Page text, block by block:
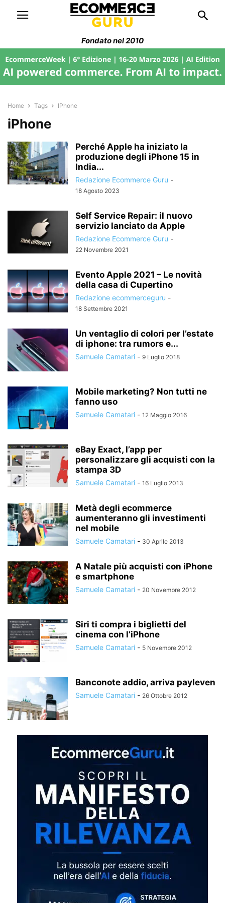
Fondato nel 2010
Home Tags IPhone
iPhone
Perché Apple ha iniziato la
produzione degli iPhone 15 in
India...
Redazione Ecommerce Guru -
18 Agosto 2023
Self Service Repair: il nuovo
servizio lanciato da Apple
Redazione Ecommerce Guru -
22 Novembre 2021
Evento Apple 2021 – Le novità
della casa di Cupertino
Redazione ecommerceguru -
18 Settembre 2021
Un ventaglio di colori per l’estate
di iphone: tra rumors e...
Samuele Camatari - 9 Luglio 2018
Mobile marketing? Non tutti ne
fanno uso
Samuele Camatari - 12 Maggio 2016
eBay Exact, l’app per
personalizzare gli acquisti con la
stampa 3D
Samuele Camatari - 16 Luglio 2013
Metà degli ecommerce
aumenteranno gli investimenti
nel mobile
Samuele Camatari - 30 Aprile 2013
A Natale più acquisti con iPhone
e smartphone
Samuele Camatari - 20 Novembre 2012
Siri ti compra i biglietti del
cinema con l’iPhone
Samuele Camatari - 5 Novembre 2012
Banconote addio, arriva payleven
Samuele Camatari - 26 Ottobre 2012